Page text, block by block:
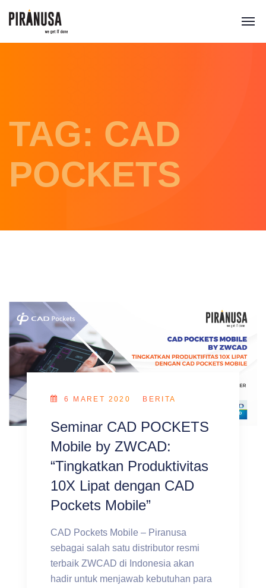
TAG: CAD
POCKETS
6 MARET 2020 BERITA
Seminar CAD POCKETS
Mobile by ZWCAD:
“Tingkatkan Produktivitas
10X Lipat dengan CAD
Pockets Mobile”
CAD Pockets Mobile – Piranusa
sebagai salah satu distributor resmi
terbaik ZWCAD di Indonesia akan
hadir untuk menjawab kebutuhan para